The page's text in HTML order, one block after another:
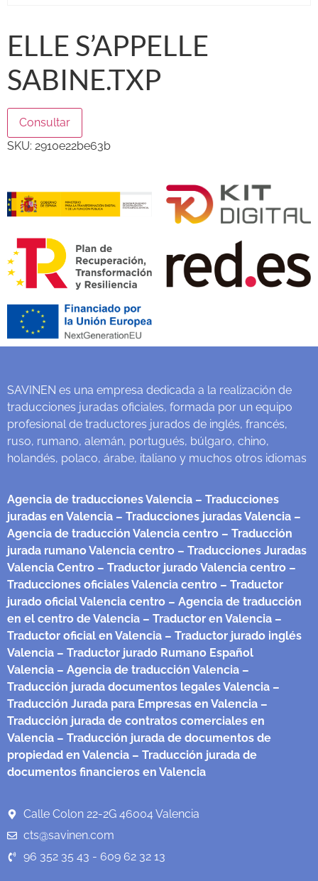
ELLE S’APPELLE
SABINE.TXP
Consultar
SKU: 2910e22be63b
SAVINEN es una empresa dedicada a la realización de
traducciones juradas oficiales, formada por un equipo
profesional de traductores jurados de inglés, francés,
ruso, rumano, alemán, portugués, búlgaro, chino,
holandés, polaco, árabe, italiano y muchos otros idiomas
Agencia de traducciones Valencia – Traducciones
juradas en Valencia – Traducciones juradas Valencia –
Agencia de traducción Valencia centro – Traducción
jurada rumano Valencia centro – Traducciones Juradas
Valencia Centro – Traductor jurado Valencia centro –
Traducciones oficiales Valencia centro – Traductor
jurado oficial Valencia centro – Agencia de traducción
en el centro de Valencia – Traductor en Valencia –
Traductor oficial en Valencia – Traductor jurado inglés
Valencia – Traductor jurado Rumano Español
Valencia – Agencia de traducción Valencia –
Traducción jurada documentos legales Valencia –
Traducción Jurada para Empresas en Valencia –
Traducción jurada de contratos comerciales en
Valencia – Traducción jurada de documentos de
propiedad en Valencia – Traducción jurada de
documentos financieros en Valencia
Calle Colon 22-2G 46004 Valencia
cts@savinen.com
96 352 35 43 - 609 62 32 13